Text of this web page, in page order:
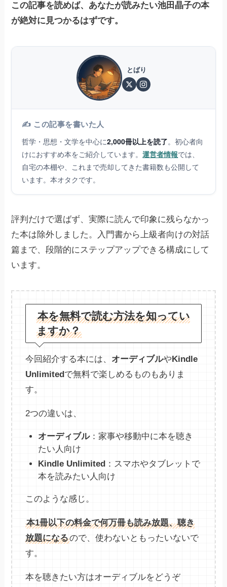
この記事を読めば、あなたが読みたい池田晶子の本
が絶対に見つかるはずです。
とばり
✍️ この記事を書いた人
哲学・思想・文学を中心に2,000冊以上を読了。初心者向
けにおすすめ本をご紹介しています。運営者情報では、
自宅の本棚や、これまで売却してきた書籍数も公開して
います。本オタクです。
評判だけで選ばず、実際に読んで印象に残らなかっ
た本は除外しました。入門書から上級者向けの対話
篇まで、段階的にステップアップできる構成にして
います。
本を無料で読む方法を知ってい
ますか？
今回紹介する本には、 オーディブルや Kindle
Unlimited で無料で楽しめるものもありま
す。
2つの違いは、
オーディブル：家事や移動中に本を聴き
たい人向け
Kindle Unlimited ：スマホやタブレットで
本を読みたい人向け
このような感じ。
本1冊以下の料金で何万冊も読み放題、聴き
放題になるので、使わないともったいないで
す。
本を聴きたい方はオーディブルをどうぞ